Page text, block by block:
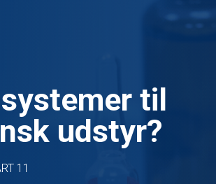
til
udstyr?
11